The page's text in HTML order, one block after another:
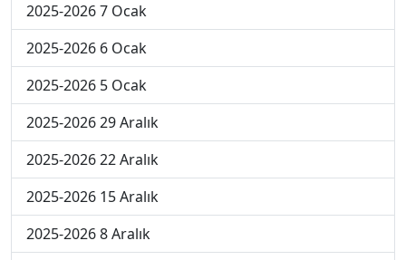
2025-2026 7 Ocak
2025-2026 6 Ocak
2025-2026 5 Ocak
2025-2026 29 Aralık
2025-2026 22 Aralık
2025-2026 15 Aralık
2025-2026 8 Aralık